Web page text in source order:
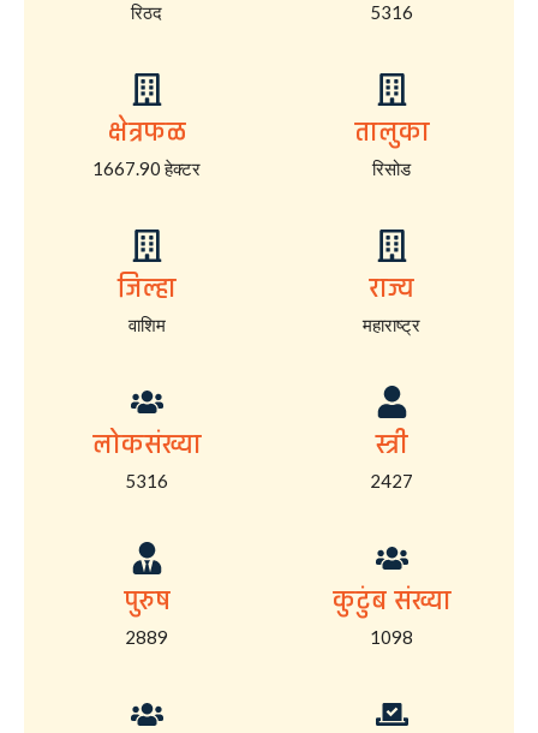
रिठद 5316
क्षेत्रफळ
1667.90 हेक्टर
तालुका
रिसोड
जिल्हा
वाशिम
राज्य
महाराष्ट्र
लोकसंख्या
5316
स्त्री
2427
पुरुष
2889
कुटुंब संख्या
1098